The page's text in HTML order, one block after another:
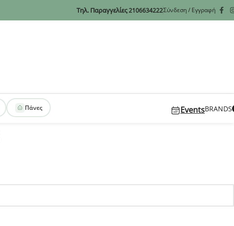
Τηλ. Παραγγελίες2106634222Σύνδεση / Εγγραφή
Πάνες EventsBRANDS